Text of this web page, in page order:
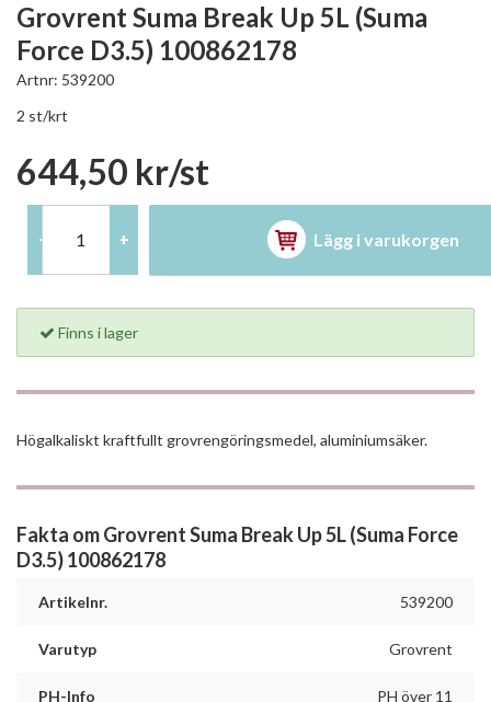
Grovrent Suma Break Up 5L (Suma
Force D3.5) 100862178
Artnr: 539200
2 st/krt
644,50 kr/st
- + Lägg i varukorgen
Finns i lager
Högalkaliskt kraftfullt grovrengöringsmedel, aluminiumsäker.
Fakta om Grovrent Suma Break Up 5L (Suma Force
D3.5) 100862178
Artikelnr. 539200
Varutyp Grovrent
PH-Info PH över 11